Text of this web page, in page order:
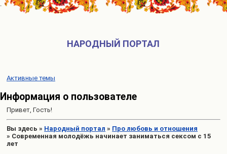
НАРОДНЫЙ ПОРТАЛ
Активные темы
Информация о пользователе
Привет, Гость!
Вы здесь » Народный портал » Про любовь и отношения
» Современная молодёжь начинает заниматься сексом с 15
лет